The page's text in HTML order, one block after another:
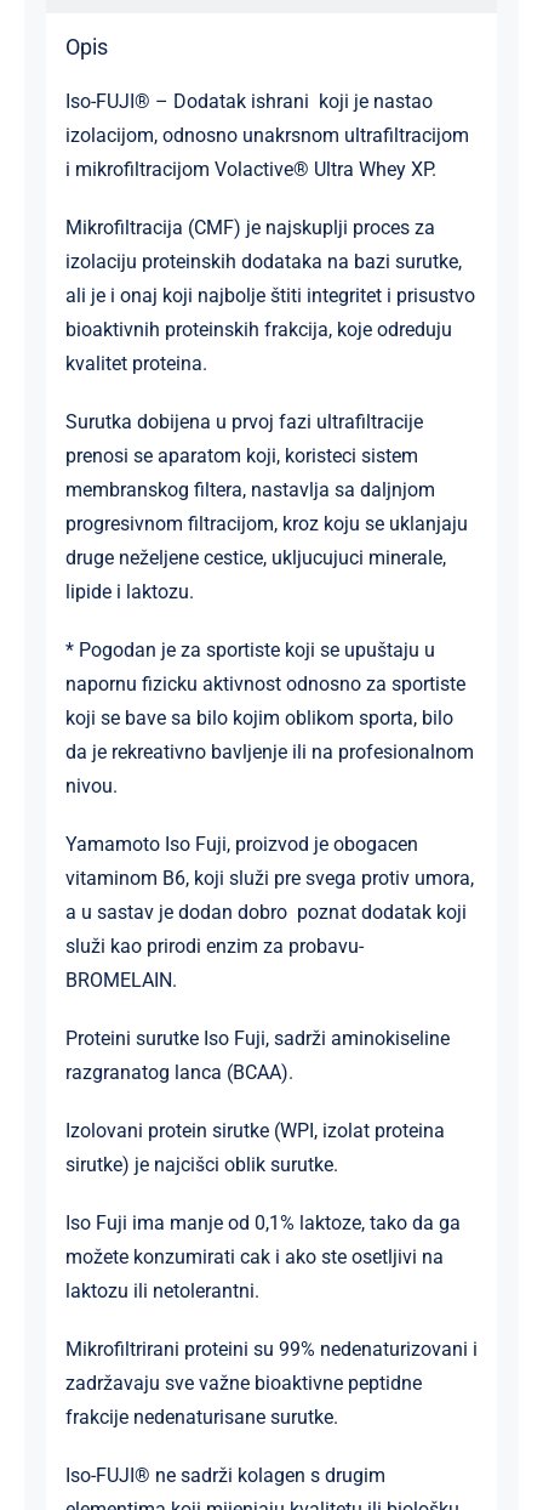
Opis
Iso-FUJI® – Dodatak ishrani koji je nastao
izolacijom, odnosno unakrsnom ultrafiltracijom
i mikrofiltracijom Volactive® Ultra Whey XP.
Mikrofiltracija (CMF) je najskuplji proces za
izolaciju proteinskih dodataka na bazi surutke,
ali je i onaj koji najbolje štiti integritet i prisustvo
bioaktivnih proteinskih frakcija, koje odreduju
kvalitet proteina.
Surutka dobijena u prvoj fazi ultrafiltracije
prenosi se aparatom koji, koristeci sistem
membranskog filtera, nastavlja sa daljnjom
progresivnom filtracijom, kroz koju se uklanjaju
druge neželjene cestice, ukljucujuci minerale,
lipide i laktozu.
* Pogodan je za sportiste koji se upuštaju u
napornu fizicku aktivnost odnosno za sportiste
koji se bave sa bilo kojim oblikom sporta, bilo
da je rekreativno bavljenje ili na profesionalnom
nivou.
Yamamoto Iso Fuji, proizvod je obogacen
vitaminom B6, koji služi pre svega protiv umora,
a u sastav je dodan dobro poznat dodatak koji
služi kao prirodi enzim za probavu-
BROMELAIN.
Proteini surutke Iso Fuji, sadrži aminokiseline
razgranatog lanca (BCAA).
Izolovani protein sirutke (WPI, izolat proteina
sirutke) je najcišci oblik surutke.
Iso Fuji ima manje od 0,1% laktoze, tako da ga
možete konzumirati cak i ako ste osetljivi na
laktozu ili netolerantni.
Mikrofiltrirani proteini su 99% nedenaturizovani i
zadržavaju sve važne bioaktivne peptidne
frakcije nedenaturisane surutke.
Iso-FUJI® ne sadrži kolagen s drugim